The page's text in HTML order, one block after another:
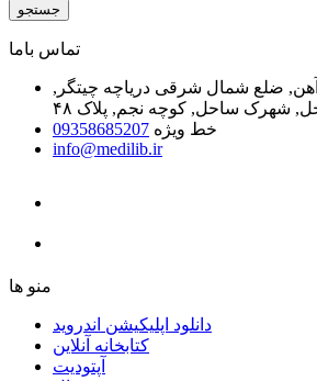
جستجو
ﺗﻤﺎﺱ ﺑﺎﻣﺎ
ضلع شمال شرقی دریاچه چیتگر,
شهرک ساحل, کوچه نجم, پلاک ۴۸
خط ویژه 09358685207
info@medilib.ir
ﻣﻨﻮ ﻫﺎ
دانلود اپلیکیشن اندروید
ﮐﺘﺎﺑﺨﺎﻧﻪ ﺁﻧﻼﯾﻦ
ﺁﭘﺘﻮﺩﯾﺖ